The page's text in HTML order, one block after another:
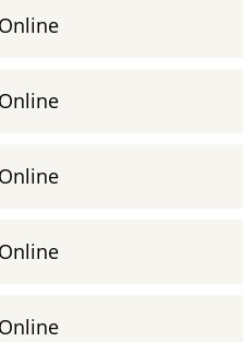
Online
Online
Online
Online
Online